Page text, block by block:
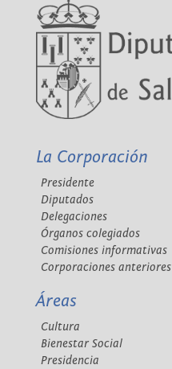
La Corporación
Presidente
Diputados
Delegaciones
Órganos colegiados
Comisiones informativas
Corporaciones anteriores
Áreas
Cultura
Bienestar Social
Presidencia